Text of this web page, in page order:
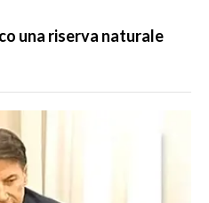
una riserva naturale